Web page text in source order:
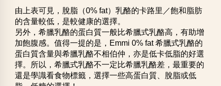
由上表可見，脫脂（0% fat）乳酪的卡路里／飽和脂肪
的含量較低，是較健康的選擇。
另外，希臘乳酪的蛋白質一般比希臘式乳酪高，有助增
加飽腹感。值得一提的是，Emmi 0% fat 希臘式乳酪的
蛋白質含量與希臘乳酪不相伯仲，亦是低卡低脂的好選
擇。所以，希臘式乳酪不一定比希臘乳酪差，最重要的
還是學識看食物標籤，選擇一些高蛋白質、脫脂或低